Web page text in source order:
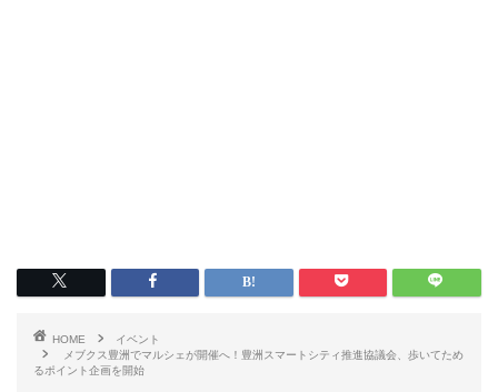
HOME
イベント
メブクス豊洲でマルシェが開催へ！豊洲スマートシティ推進協議会、歩いてため
るポイント企画を開始